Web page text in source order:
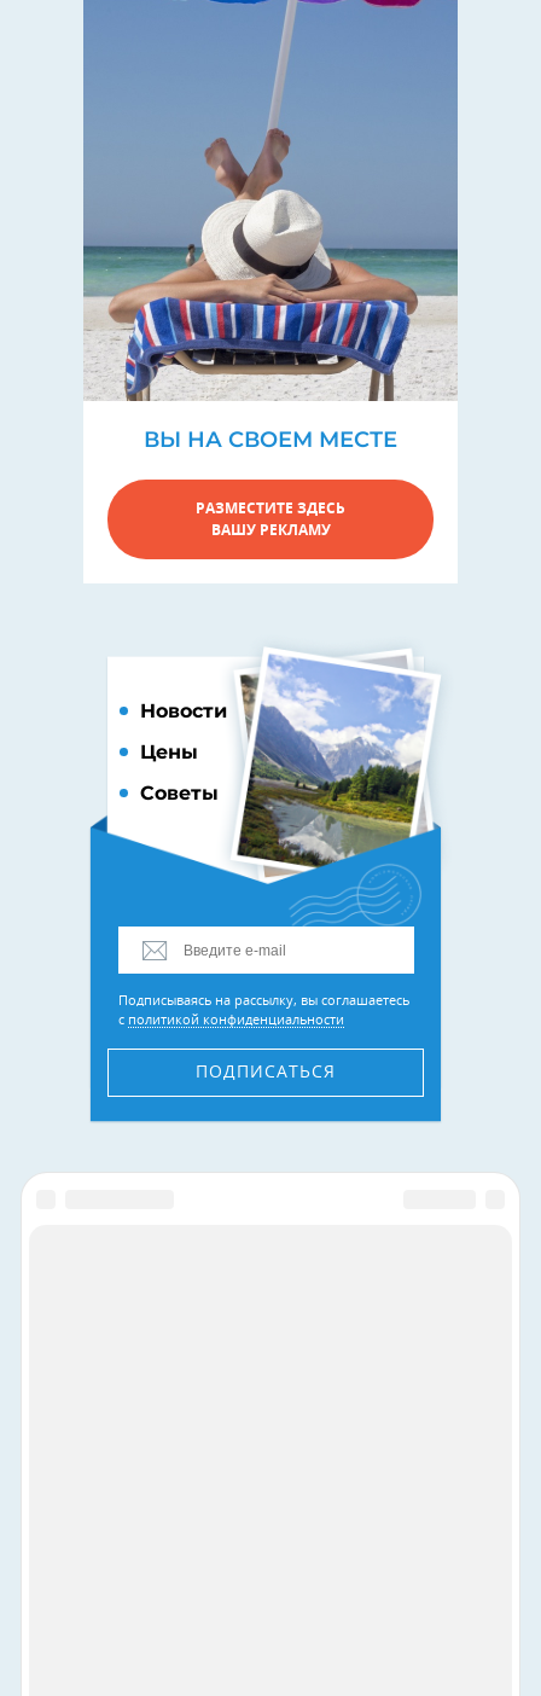
ВЫ НА СВОЕМ МЕСТЕ
РАЗМЕСТИТЕ ЗДЕСЬ
ВАШУ РЕКЛАМУ
Новости
Цены
Советы
Подписываясь на рассылку, вы соглашаетесь
с политикой конфиденциальности
ПОДПИСАТЬСЯ